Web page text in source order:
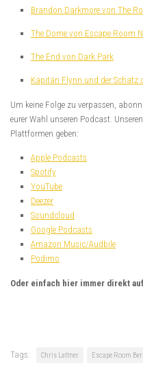
Brandon Darkmore von The
The Dome von Escape Room
The End von Dark Park
Kapitän Flynn und der Schatz
Um keine Folge zu verpassen,
eurer Wahl unseren Podcast.
Plattformen geben:
Apple Podcasts
Spotify
YouTube
Deezer
Soundcloud
Google Podcasts
Amazon Music/Audbile
Podimo
Oder einfach hier immer direkt
Tags: Chris Lattner Escape Room